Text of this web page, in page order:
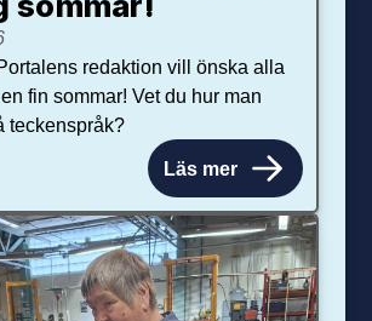
redaktion vill önska alla
fin sommar! Vet du hur man
teckenspråk?
Läs mer